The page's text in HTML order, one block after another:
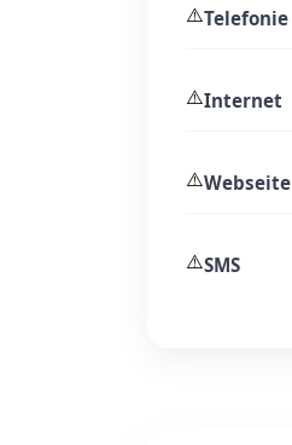
⚠️Telefonie
⚠️Internet
⚠️Webseite
⚠️SMS